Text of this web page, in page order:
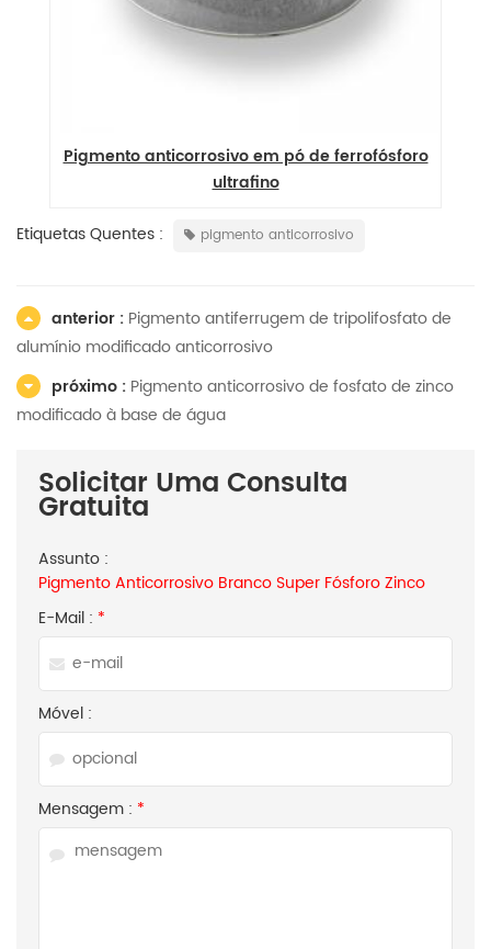
Pigmento anticorrosivo em pó de ferrofósforo
ultrafino
Etiquetas Quentes : pigmento anticorrosivo
anterior : Pigmento antiferrugem de tripolifosfato de
alumínio modificado anticorrosivo
próximo : Pigmento anticorrosivo de fosfato de zinco
modificado à base de água
Solicitar Uma Consulta
Gratuita
Assunto :
Pigmento Anticorrosivo Branco Super Fósforo Zinco
E-Mail : *
Móvel :
Mensagem : *